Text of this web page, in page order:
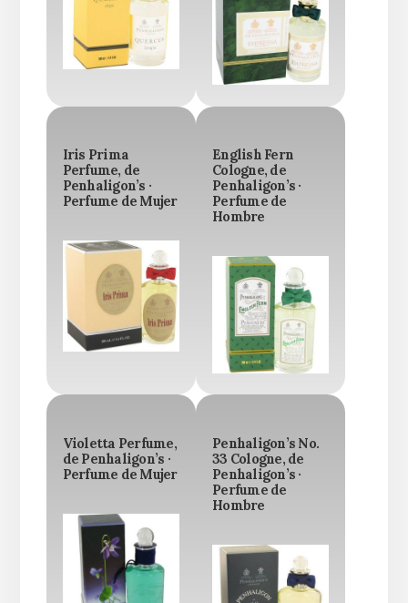
Iris Prima
Perfume, de
Penhaligon’s ·
Perfume de Mujer
English Fern
Cologne, de
Penhaligon’s ·
Perfume de
Hombre
Violetta Perfume,
de Penhaligon’s ·
Perfume de Mujer
Penhaligon’s No.
33 Cologne, de
Penhaligon’s ·
Perfume de
Hombre